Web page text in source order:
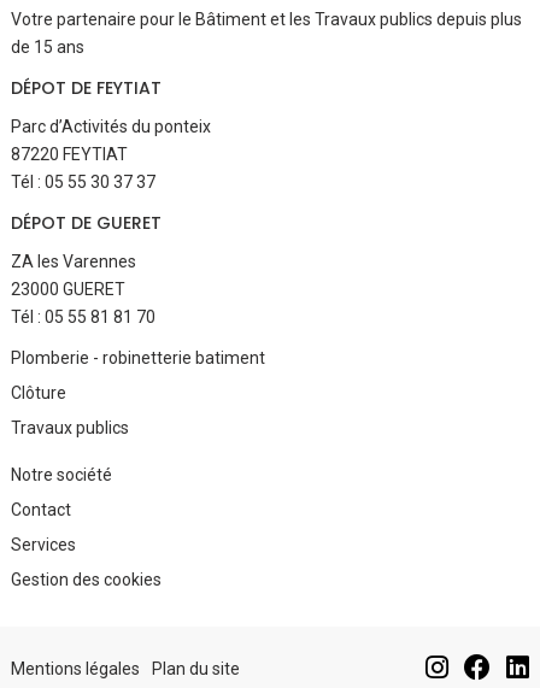
Votre partenaire pour le Bâtiment et les Travaux publics depuis plus
de 15 ans
DÉPOT DE FEYTIAT
Parc d’Activités du ponteix
87220 FEYTIAT
Tél : 05 55 30 37 37
DÉPOT DE GUERET
ZA les Varennes
23000 GUERET
Tél : 05 55 81 81 70
Aller
contenu
Plomberie - robinetterie batiment
Clôture
Travaux publics
Aller
contenu
Notre société
Contact
Services
Gestion des cookies
au
contenu
Mentions légales Plan du site